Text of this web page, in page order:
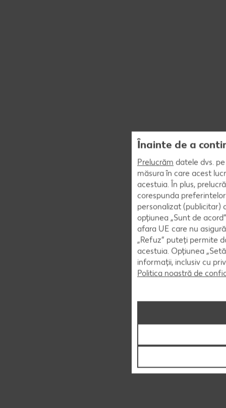
Înainte de a
Prelucrăm datele dvs.
măsura în care acest
acestuia. În plus,
corespunda
personalizat (publicitar)
opțiunea „Sunt de
afara UE care nu
„Refuz” puteți permite
acestuia. Opțiunea
informații, inclusiv cu
Politica noastră de